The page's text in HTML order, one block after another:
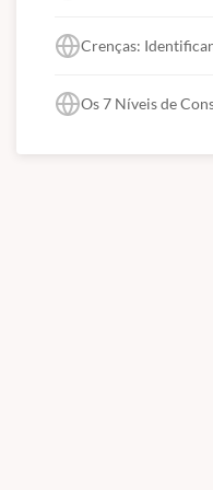
Crenças:
Os 7 Níveis de